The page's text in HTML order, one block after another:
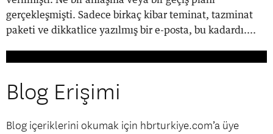
gerçekleşmişti. Sadece birkaç kibar teminat, tazminat
paketi ve dikkatlice yazılmış bir e-posta, bu kadardı....
Blog Erişimi
Blog içeriklerini okumak için hbrturkiye.com’a üye